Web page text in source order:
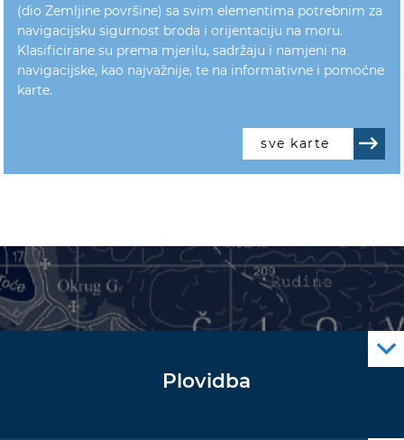
(dio Zemljine površine) sa svim elementima potrebnim za
navigacijsku sigurnost broda i orijentaciju na moru.
Klasificirane su prema mjerilu, sadržaju i namjeni na
navigacijske, kao najvažnije, te na informativne i pomoćne
karte.
sve karte
Plovidba